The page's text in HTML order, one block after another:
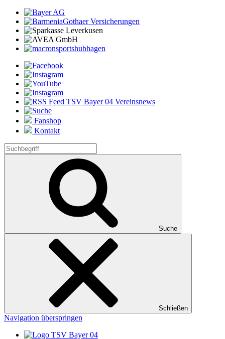
Fanshop
Kontakt
Suche
Schließen
Navigation überspringen